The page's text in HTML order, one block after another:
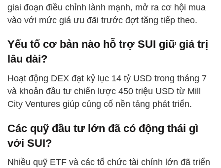
giai đoạn điều chỉnh lành mạnh, mở ra cơ hội mua
vào với mức giá ưu đãi trước đợt tăng tiếp theo.
Yếu tố cơ bản nào hỗ trợ SUI giữ giá trị
lâu dài?
Hoạt động DEX đạt kỷ lục 14 tỷ USD trong tháng 7
và khoản đầu tư chiến lược 450 triệu USD từ Mill
City Ventures giúp củng cố nền tảng phát triển.
Các quỹ đầu tư lớn đã có động thái gì
với SUI?
Nhiều quỹ ETF và các tổ chức tài chính lớn đã triển